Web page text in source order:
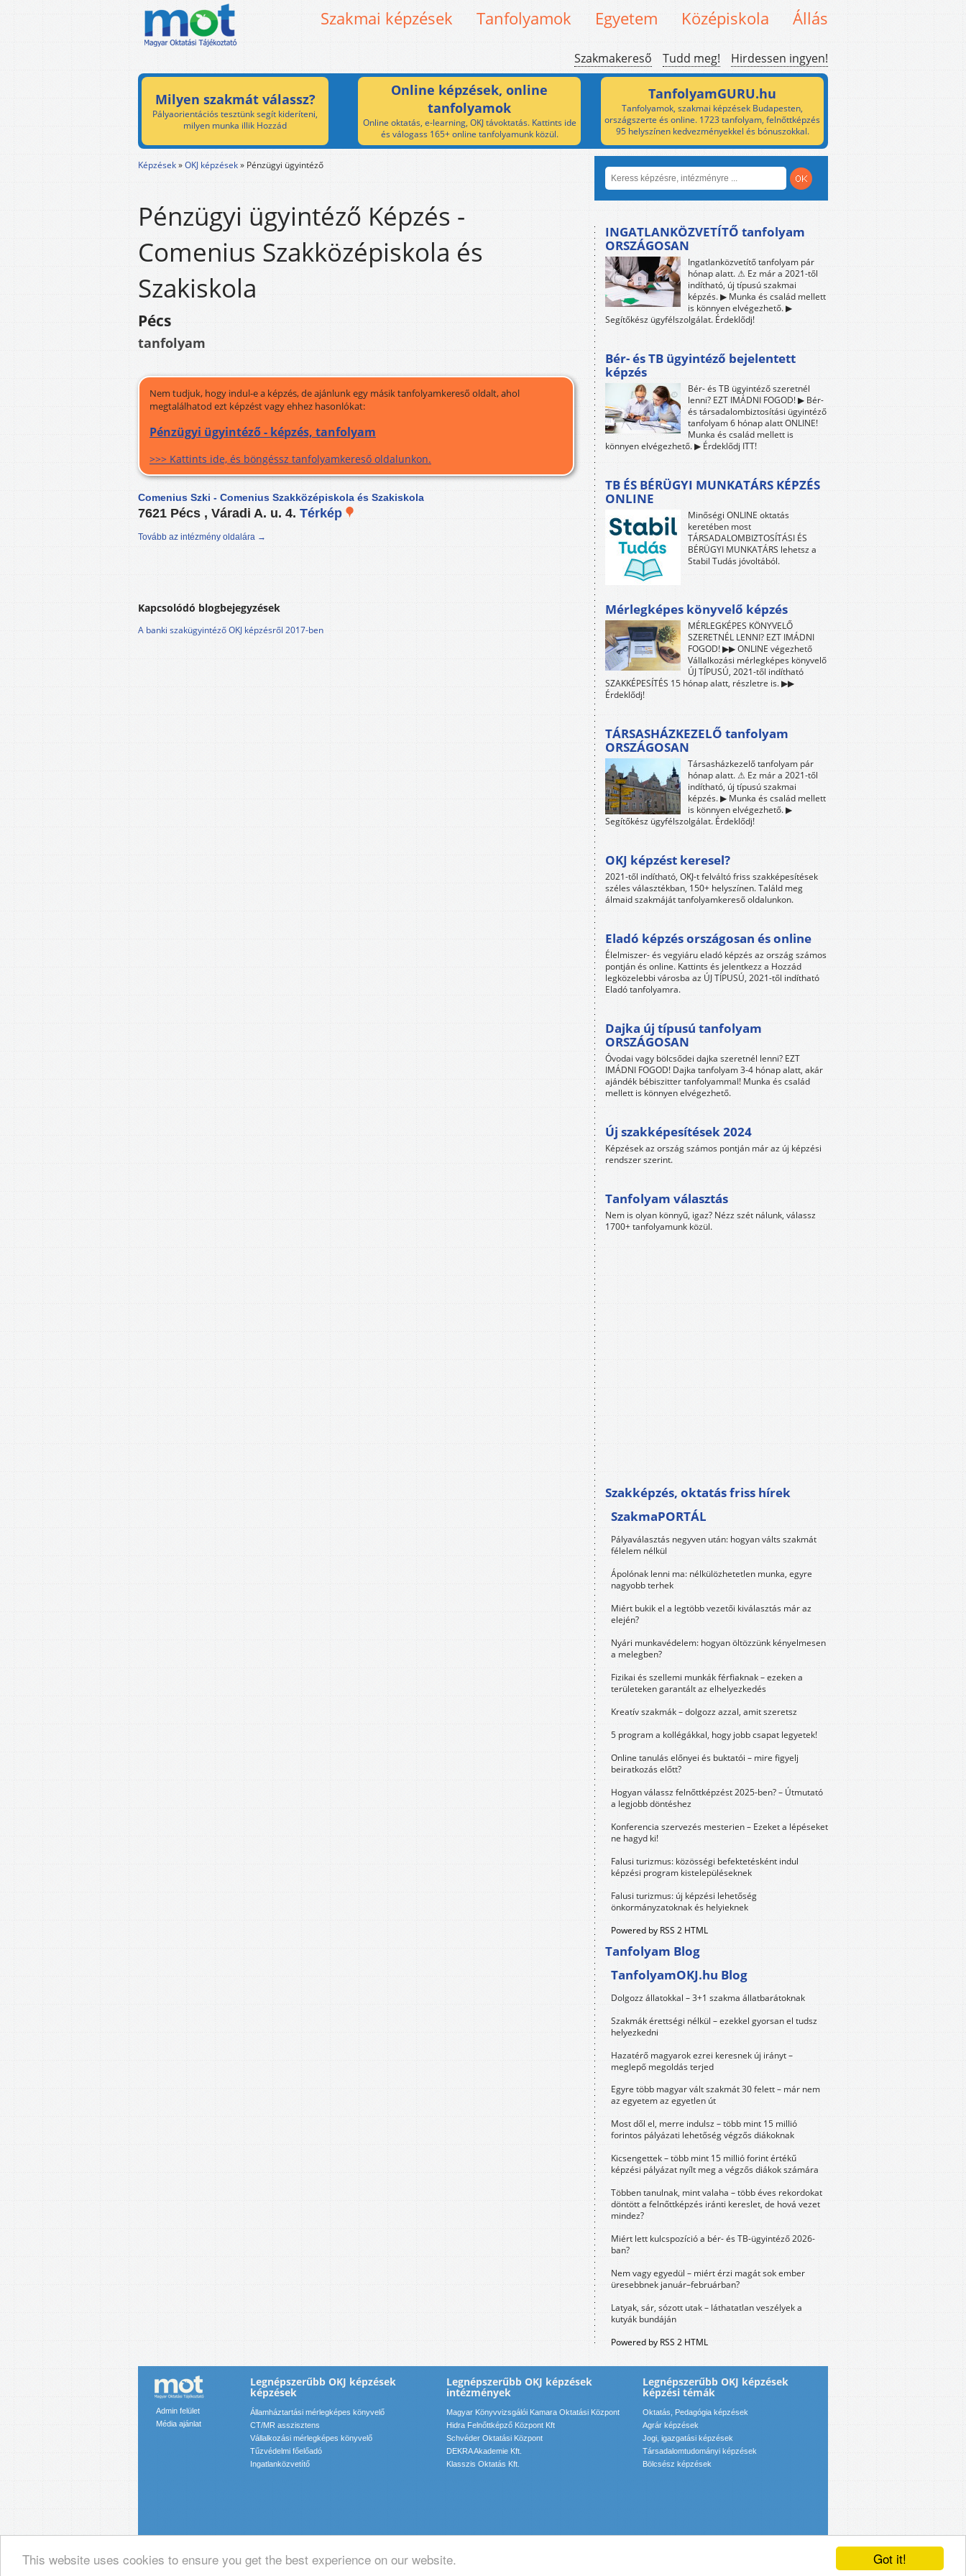
Got it!
This website uses cookies to ensure you get the best experience on our website.
Szakmai képzések Tanfolyamok Egyetem Középiskola Állás
Szakmakereső Tudd meg! Hirdessen ingyen!
Milyen szakmát válassz?
Pályaorientációs tesztünk segít kideríteni,
milyen munka illik Hozzád
Online képzések, online
tanfolyamok
Online oktatás, e-learning, OKJ távoktatás. Kattints ide
és válogass 165+ online tanfolyamunk közül.
TanfolyamGURU.hu
Tanfolyamok, szakmai képzések Budapesten,
országszerte és online. 1723 tanfolyam, felnőttképzés
95 helyszínen kedvezményekkel és bónuszokkal.
Képzések»OKJ képzések» Pénzügyi ügyintéző
Pénzügyi ügyintéző Képzés -
Comenius Szakközépiskola és
Szakiskola
Pécs
tanfolyam
Nem tudjuk, hogy indul-e a képzés, de ajánlunk egy másik tanfolyamkereső oldalt, ahol
megtalálhatod ezt képzést vagy ehhez hasonlókat:
Pénzügyi ügyintéző - képzés, tanfolyam
>>> Kattints ide, és böngéssz tanfolyamkereső oldalunkon.
Comenius Szki - Comenius Szakközépiskola és Szakiskola
7621 Pécs , Váradi A. u. 4. Térkép
Tovább az intézmény oldalára →
Kapcsolódó blogbejegyzések
A banki szakügyintéző OKJ képzésről 2017-ben
INGATLANKÖZVETÍTŐ tanfolyam
ORSZÁGOSAN
Ingatlanközvetítő tanfolyam pár
hónap alatt. ⚠ Ez már a 2021-től
indítható, új típusú szakmai
képzés. ▶ Munka és család mellett
is könnyen elvégezhető. ▶
Segítőkész ügyfélszolgálat. Érdeklődj!
Bér- és TB ügyintéző bejelentett
képzés
Bér- és TB ügyintéző szeretnél
lenni? EZT IMÁDNI FOGOD! ▶ Bér-
és társadalombiztosítási ügyintéző
tanfolyam 6 hónap alatt ONLINE!
Munka és család mellett is
könnyen elvégezhető. ▶ Érdeklődj ITT!
TB ÉS BÉRÜGYI MUNKATÁRS KÉPZÉS
ONLINE
Minőségi ONLINE oktatás
keretében most
TÁRSADALOMBIZTOSÍTÁSI ÉS
BÉRÜGYI MUNKATÁRS lehetsz a
Stabil Tudás jóvoltából.
Mérlegképes könyvelő képzés
MÉRLEGKÉPES KÖNYVELŐ
SZERETNÉL LENNI? EZT IMÁDNI
FOGOD! ▶▶ ONLINE végezhető
Vállalkozási mérlegképes könyvelő
ÚJ TÍPUSÚ, 2021-től indítható
SZAKKÉPESÍTÉS 15 hónap alatt, részletre is. ▶▶
Érdeklődj!
TÁRSASHÁZKEZELŐ tanfolyam
ORSZÁGOSAN
Társasházkezelő tanfolyam pár
hónap alatt. ⚠ Ez már a 2021-től
indítható, új típusú szakmai
képzés. ▶ Munka és család mellett
is könnyen elvégezhető. ▶
Segítőkész ügyfélszolgálat. Érdeklődj!
OKJ képzést keresel?
2021-től indítható, OKJ-t felváltó friss szakképesítések
széles választékban, 150+ helyszínen. Találd meg
álmaid szakmáját tanfolyamkereső oldalunkon.
Eladó képzés országosan és online
Élelmiszer- és vegyiáru eladó képzés az ország számos
pontján és online. Kattints és jelentkezz a Hozzád
legközelebbi városba az ÚJ TÍPUSÚ, 2021-től indítható
Eladó tanfolyamra.
Dajka új típusú tanfolyam
ORSZÁGOSAN
Óvodai vagy bölcsődei dajka szeretnél lenni? EZT
IMÁDNI FOGOD! Dajka tanfolyam 3-4 hónap alatt, akár
ajándék bébiszitter tanfolyammal! Munka és család
mellett is könnyen elvégezhető.
Új szakképesítések 2024
Képzések az ország számos pontján már az új képzési
rendszer szerint.
Tanfolyam választás
Nem is olyan könnyű, igaz? Nézz szét nálunk, válassz
1700+ tanfolyamunk közül.
Szakképzés, oktatás friss hírek
SzakmaPORTÁL
Pályaválasztás negyven után: hogyan válts szakmát
félelem nélkül
Ápolónak lenni ma: nélkülözhetetlen munka, egyre
nagyobb terhek
Miért bukik el a legtöbb vezetői kiválasztás már az
elején?
Nyári munkavédelem: hogyan öltözzünk kényelmesen
a melegben?
Fizikai és szellemi munkák férfiaknak – ezeken a
területeken garantált az elhelyezkedés
Kreatív szakmák – dolgozz azzal, amit szeretsz
5 program a kollégákkal, hogy jobb csapat legyetek!
Online tanulás előnyei és buktatói – mire figyelj
beiratkozás előtt?
Hogyan válassz felnőttképzést 2025-ben? – Útmutató
a legjobb döntéshez
Konferencia szervezés mesterien – Ezeket a lépéseket
ne hagyd ki!
Falusi turizmus: közösségi befektetésként indul
képzési program kistelepüléseknek
Falusi turizmus: új képzési lehetőség
önkormányzatoknak és helyieknek
Powered by RSS 2 HTML
Tanfolyam Blog
TanfolyamOKJ.hu Blog
Dolgozz állatokkal – 3+1 szakma állatbarátoknak
Szakmák érettségi nélkül – ezekkel gyorsan el tudsz
helyezkedni
Hazatérő magyarok ezrei keresnek új irányt –
meglepő megoldás terjed
Egyre több magyar vált szakmát 30 felett – már nem
az egyetem az egyetlen út
Most dől el, merre indulsz – több mint 15 millió
forintos pályázati lehetőség végzős diákoknak
Kicsengettek – több mint 15 millió forint értékű
képzési pályázat nyílt meg a végzős diákok számára
Többen tanulnak, mint valaha – több éves rekordokat
döntött a felnőttképzés iránti kereslet, de hová vezet
mindez?
Miért lett kulcspozíció a bér- és TB-ügyintéző 2026-
ban?
Nem vagy egyedül – miért érzi magát sok ember
üresebbnek január–februárban?
Latyak, sár, sózott utak – láthatatlan veszélyek a
kutyák bundáján
Powered by RSS 2 HTML
Admin felület
Média ajánlat
Legnépszerűbb OKJ képzések
képzések
Államháztartási mérlegképes könyvelő
CT/MR asszisztens
Vállalkozási mérlegképes könyvelő
Tűzvédelmi főelőadó
Ingatlanközvetítő
Legnépszerűbb OKJ képzések
intézmények
Magyar Könyvvizsgálói Kamara Oktatási Központ
Hidra Felnőttképző Központ Kft
Schvéder Oktatási Központ
DEKRA Akademie Kft.
Klasszis Oktatás Kft.
Legnépszerűbb OKJ képzések
képzési témák
Oktatás, Pedagógia képzések
Agrár képzések
Jogi, igazgatási képzések
Társadalomtudományi képzések
Bölcsész képzések
© 2019 Magyar Oktatási Tájékoztató Kapcsolat: info(kukac)motadmin(pont)hu